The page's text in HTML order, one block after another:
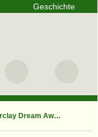
Geschichte
Betty Barclay Dream Away Edt Vapo 20ml